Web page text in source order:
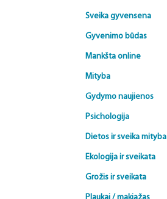
Sveika gyvensena
Gyvenimo būdas
Mankšta online
Mityba
Gydymo naujienos
Psichologija
Dietos ir sveika mityba
Ekologija ir sveikata
Grožis ir sveikata